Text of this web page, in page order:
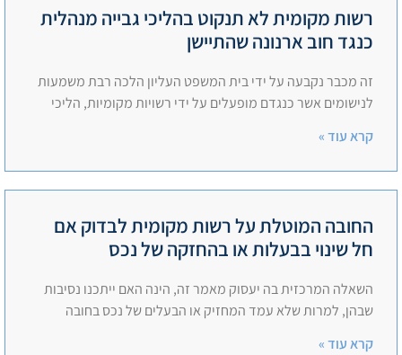
רשות מקומית לא תנקוט בהליכי גבייה מנהלית
כנגד חוב ארנונה שהתיישן
זה מכבר נקבעה על ידי בית המשפט העליון הלכה רבת משמעות
לנישומים אשר כנגדם מופעלים על ידי רשויות מקומיות, הליכי
קרא עוד »
החובה המוטלת על רשות מקומית לבדוק אם
חל שינוי בבעלות או בהחזקה של נכס
השאלה המרכזית בה יעסוק מאמר זה, הינה האם ייתכנו נסיבות
שבהן, למרות שלא עמד המחזיק או הבעלים של נכס בחובה
קרא עוד »